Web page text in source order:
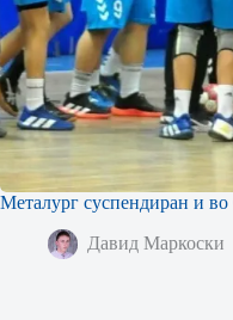
Металург суспендиран и во
Давид Маркоски